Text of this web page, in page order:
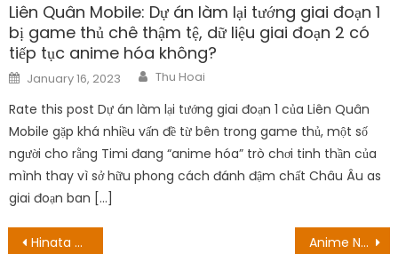
Liên Quân Mobile: Dự án làm lại tướng giai đoạn 1
bị game thủ chê thậm tệ, dữ liệu giai đoạn 2 có
tiếp tục anime hóa không?
Posted
on
January 16, 2023 Author
Thu Hoai
Rate this post Dự án làm lại tướng giai đoạn 1 của Liên Quân
Mobile gặp khá nhiều vấn đề từ bên trong game thủ, một số
người cho rằng Timi đang “anime hóa” trò chơi tinh thần của
mình thay vì sở hữu phong cách đánh đậm chất Châu Âu as
giai đoạn ban […]
Post
Hinata Hyuga đã chết như thế nào và vì sao nó lại quan yếu tới vậy? Anime Nhà Có 5 Nàng Tiên hé lộ các thông tin mới, phim siêu phẩm về kiếm tiền và kiếm tiền giữa mùa hoa anh đào được làm lại